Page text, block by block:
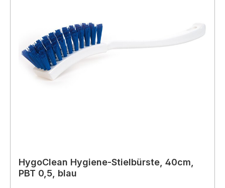
HygoClean Hygiene-Stielbürste, 40cm,
PBT 0,5, blau